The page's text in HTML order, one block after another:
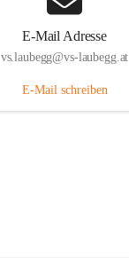
E-Mail Adresse
vs.laubegg@vs-laubegg.at
E-Mail schreiben